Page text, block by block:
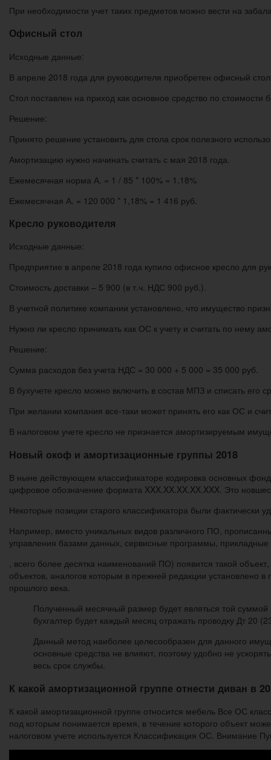
При необходимости учет таких предметов можно вести на
Офисный стол
Исходные данные:
В апреле 2018 года для руководителя приобретен офисный
Стол поставлен на приход как основное средство по
Решение:
Принято решение установить для стола срок полезного
Амортизацию нужно начинать считать с мая 2018 года.
Ежемесячная норма А. = 1 / 85 * 100% = 1,18%
Ежемесячная А. = 120 000 * 1,18% = 1 416 руб.
Кресло руководителя
Исходные данные:
Предприятие в апреле 2018 года купило офисное кресло для
Стоимость доставки – 5 900 (в т.ч. НДС 900 руб.).
В учетной политике компании установлено, что имущество
Нужно ли кресло принимать как ОС к учету и считать по нему
Решение:
Сумма расходов без учета НДС = 30 000 + 5 000 = 35 000 руб.
В бухучете кресло можно включить в состав МПЗ и списать его
При желании компания все-таки может принять его как ОС и
В налоговом учете кресло не признается амортизируемым
Новый окоф и амортизационные группы 2018
В ныне действующем классификаторе кодировка основных
цифровое обозначение формата XXX.XX.XX.XX.XXX. Это
Некоторые позиции старого классификатора были
Например, вместо уникальных видов различного ПО,
управления базами данных, сервисные программы,
, всего более десятка наименований ПО) появится такой
объектов, аналогов которым в прежней редакции установлено
прошлого века.
Полученный месячный размер будет являться той
бухгалтер будет каждый месяц отражать проводку Дт 20
Данный метод наиболее целесообразен для данного
основные средства не влияют, поэтому удобно не
весь срок службы.
К какой амортизационной группе отнести диван в
К какой амортизационной группе относится мебель Все ОС
под которым понимается время, в течение которого объект
налоговом учете используется Классификация ОС. Внимание